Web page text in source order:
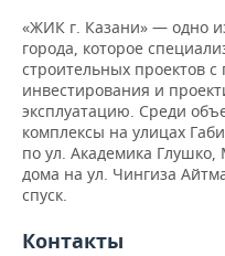
НЕФТЬ
ОПК
ЭНЕРГЕТИКА
РОЗНИЧНАЯ
ТРАНСПОРТ
УСЛУГИ
НОВОСТИ
IT
МЕДИА
ТЕЛЕКОММУНИКАЦИИ
МЕРОПРИЯТИЯ
НОВОСТИ
ВЫЕЗДНАЯ РЕДАКЦИЯ
БИЗНЕС-БРАНЧИ
ONLINE-КОНФЕРЕНЦИИ
СПОРТ
НОВОСТИ СПОРТА
ФУТБОЛ
ХОККЕЙ
ОБЩЕСТВО
НОВОСТИ ОБЩЕСТВА
ВЛАСТЬ
ФОТОГАЛЕРЕЯ
СЮЖЕТЫ
«ЖИК г. Казани» — одно
города, которое
строительных проектов
инвестирования и
эксплуатацию. Среди
комплексы на улицах
по ул. Академика Глушко,
дома на ул. Чингиза
спуск.
Контакты